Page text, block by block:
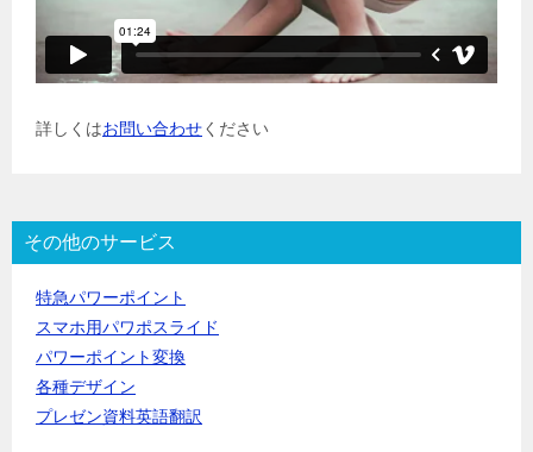
詳しくはお問い合わせください
その他のサービス
特急パワーポイント
スマホ用パワポスライド
パワーポイント変換
各種デザイン
プレゼン資料英語翻訳